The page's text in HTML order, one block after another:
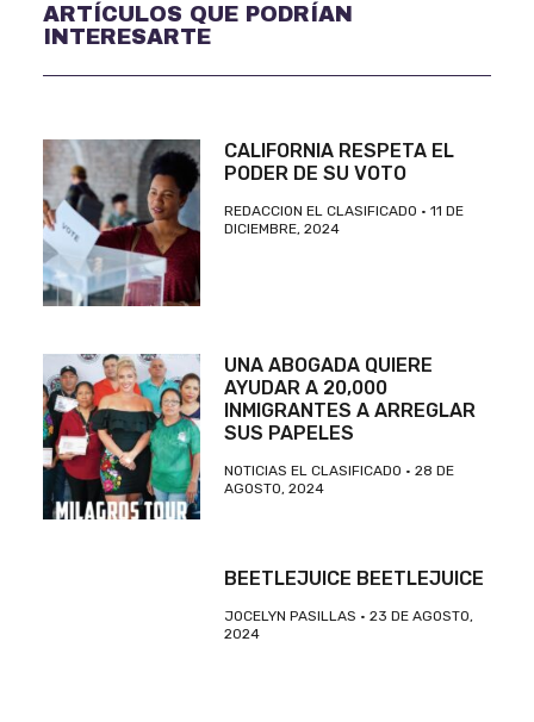
ARTÍCULOS QUE PODRÍAN
INTERESARTE
CALIFORNIA RESPETA EL
PODER DE SU VOTO
REDACCION EL CLASIFICADO
11 DE
DICIEMBRE, 2024
UNA ABOGADA QUIERE
AYUDAR A 20,000
INMIGRANTES A ARREGLAR
SUS PAPELES
NOTICIAS EL CLASIFICADO
28 DE
AGOSTO, 2024
BEETLEJUICE BEETLEJUICE
JOCELYN PASILLAS
23 DE AGOSTO,
2024